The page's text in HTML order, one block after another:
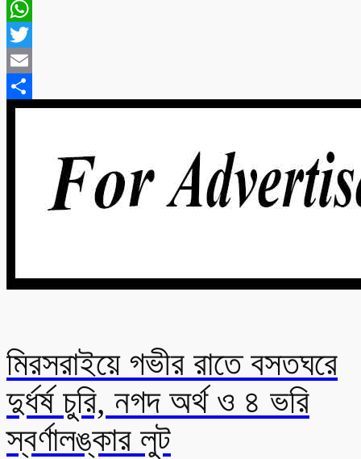
Messenger
WhatsApp
Twitter
Email
Share
মিরসরাইয়ে গভীর রাতে বসতঘরে
দুর্ধর্ষ চুরি, নগদ অর্থ ও ৪ ভরি
স্বর্ণালঙ্কার লুট